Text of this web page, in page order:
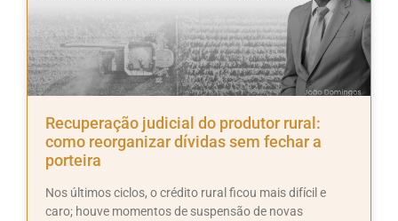
Recuperação judicial do produtor rural:
como reorganizar dívidas sem fechar a
porteira
Nos últimos ciclos, o crédito rural ficou mais difícil e
caro; houve momentos de suspensão de novas